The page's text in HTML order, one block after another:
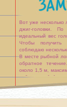
Вот уже несколько
джиг-головки.
идеальный вес
Чтобы
соблюдаю
В месте рыбной
обратное
около 1,5 м,
заброса не [...]